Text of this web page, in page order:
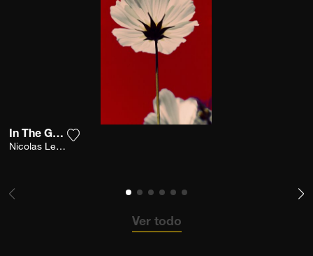
In The Garden
Nicolas Leconte
Ver todo